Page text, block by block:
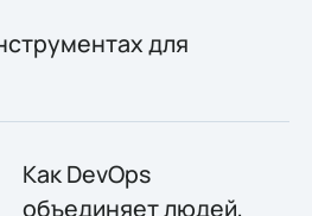
для
Как DevOps
объединяет людей,